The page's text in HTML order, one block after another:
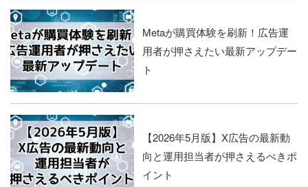
Metaが購買体験を刷新！広告運
用者が押さえたい最新アップデー
ト
【2026年5月版】X広告の最新動
向と運用担当者が押さえるべきポ
イント